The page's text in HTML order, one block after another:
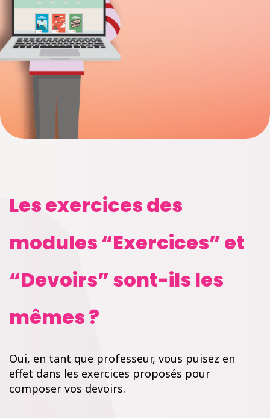
Les exercices des
modules “Exercices” et
“Devoirs” sont-ils les
mêmes ?
Oui, en tant que professeur, vous puisez en
effet dans les exercices proposés pour
composer vos devoirs.